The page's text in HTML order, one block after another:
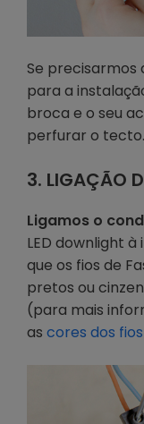
Se precisarmos
para a
broca e o seu
perfurar o tecto.
3. LIGAÇÃO
Ligamos o
LED downlight
que os fios de
pretos ou
(para mais
as cores dos